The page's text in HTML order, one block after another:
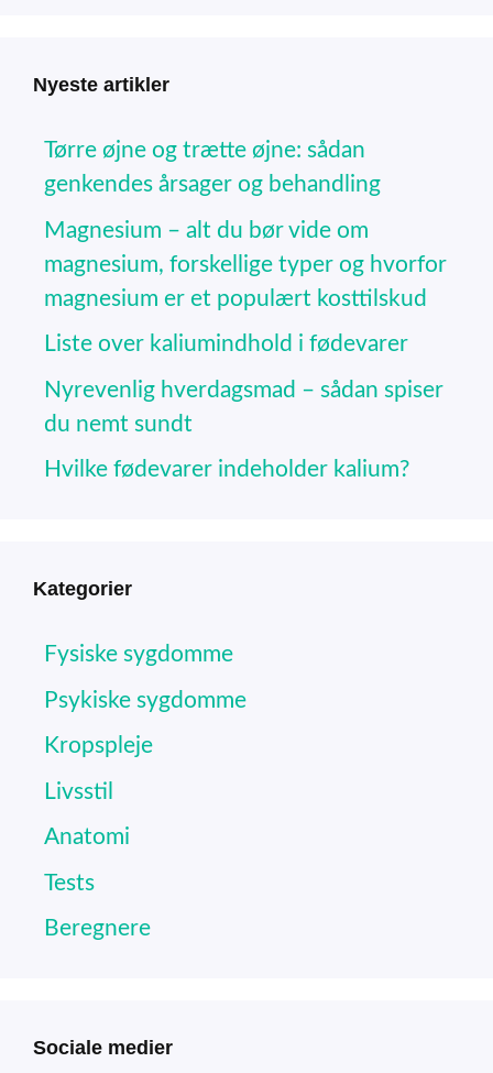
Nyeste artikler
Tørre øjne og trætte øjne: sådan
genkendes årsager og behandling
Magnesium – alt du bør vide om
magnesium, forskellige typer og hvorfor
magnesium er et populært kosttilskud
Liste over kaliumindhold i fødevarer
Nyrevenlig hverdagsmad – sådan spiser
du nemt sundt
Hvilke fødevarer indeholder kalium?
Kategorier
Fysiske sygdomme
Psykiske sygdomme
Kropspleje
Livsstil
Anatomi
Tests
Beregnere
Sociale medier